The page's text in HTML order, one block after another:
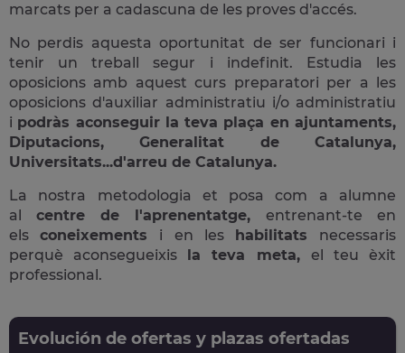
marcats per a cadascuna de les proves d'accés.
No perdis aquesta oportunitat de ser funcionari i
tenir un treball segur i indefinit. Estudia les
oposicions amb aquest curs preparatori per a les
oposicions d'auxiliar administratiu i/o administratiu
i podràs aconseguir la teva plaça en ajuntaments,
Diputacions, Generalitat de Catalunya,
Universitats...d'arreu de Catalunya.
La nostra metodologia et posa com a alumne
al centre de l'aprenentatge, entrenant-te en
elsconeixements i en les habilitats necessaris
perquè aconsegueixis la teva meta, el teu èxit
professional.
Evolución de ofertas y plazas ofertadas